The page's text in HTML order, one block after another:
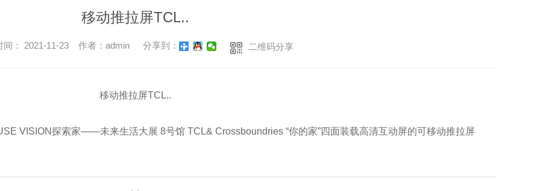
移动推拉屏TCL..
间： 2021-11-23 作者：admin 分享到： 二维码分享
移动推拉屏TCL..
VISION探索家——未来生活大展 8号馆 TCL& Crossboundries “你的家”四面装载高清互动屏的可移动推拉屏